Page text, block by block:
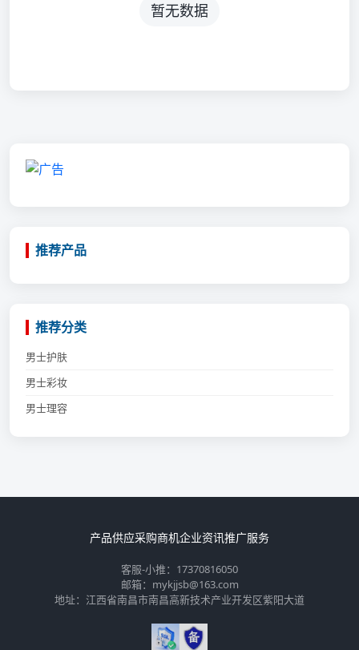
暂无数据
推荐产品
推荐分类
男士护肤
男士彩妆
男士理容
产品供应采购商机企业资讯推广服务
客服-小推：17370816050
邮箱：mykjjsb@163.com
地址：江西省南昌市南昌高新技术产业开发区紫阳大道